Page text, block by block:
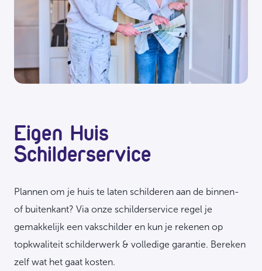
Eigen Huis
Schilderservice
Plannen om je huis te laten schilderen aan de binnen-
of buitenkant? Via onze schilderservice regel je
gemakkelijk een vakschilder en kun je rekenen op
topkwaliteit schilderwerk & volledige garantie. Bereken
zelf wat het gaat kosten.